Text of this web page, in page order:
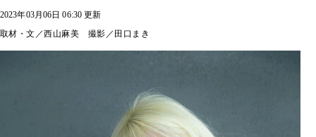
2023年03月06日 06:30 更新
取材・文／西山麻美 撮影／田口まき